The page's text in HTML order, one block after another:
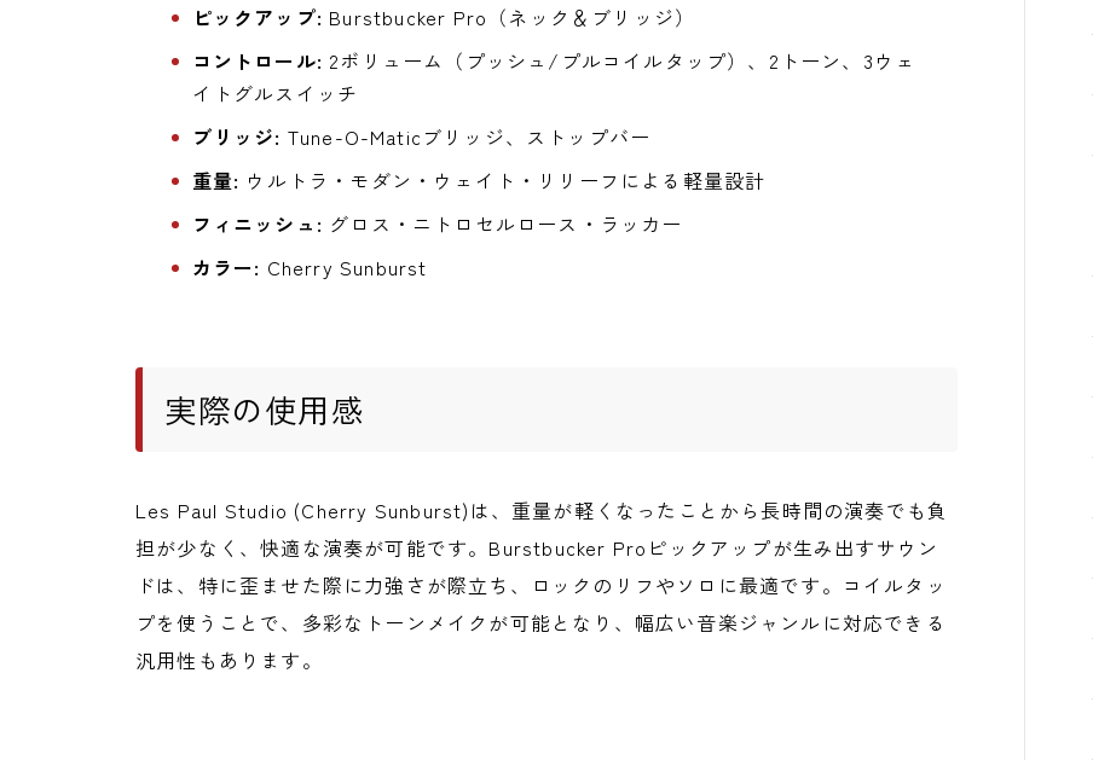
ピックアップ: Burstbucker Pro（ネック＆ブリッジ）
コントロール: 2ボリューム（プッシュ/プルコイルタップ）、2トーン、3ウェ
イトグルスイッチ
ブリッジ: Tune-O-Maticブリッジ、ストップバー
重量: ウルトラ・モダン・ウェイト・リリーフによる軽量設計
フィニッシュ: グロス・ニトロセルロース・ラッカー
カラー: Cherry Sunburst
実際の使用感
Les Paul Studio (Cherry Sunburst)は、重量が軽くなったことから長時間の演奏でも負
担が少なく、快適な演奏が可能です。Burstbucker Proピックアップが生み出すサウン
ドは、特に歪ませた際に力強さが際立ち、ロックのリフやソロに最適です。コイルタッ
プを使うことで、多彩なトーンメイクが可能となり、幅広い音楽ジャンルに対応できる
汎用性もあります。